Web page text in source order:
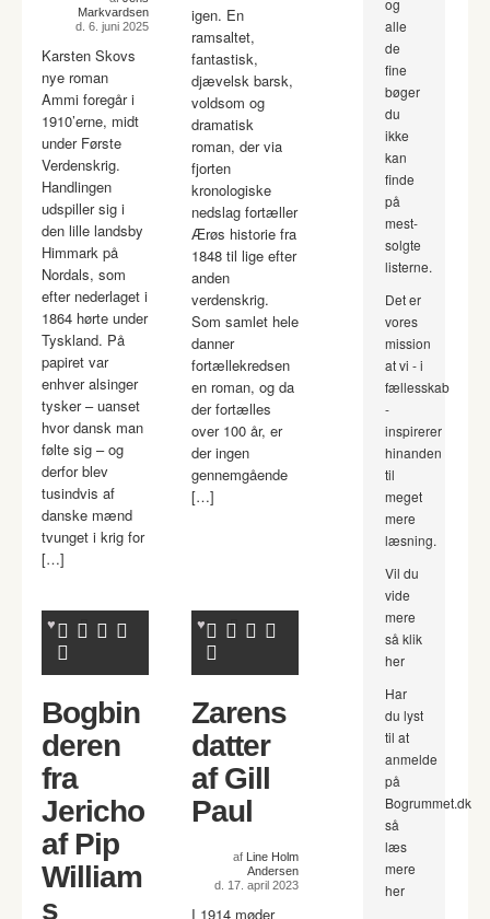
Markvardsen
d. 6. juni 2025
Karsten Skovs
nye roman
Ammi foregår i
1910’erne, midt
under Første
Verdenskrig.
Handlingen
udspiller sig i
den lille landsby
Himmark på
Nordals, som
efter nederlaget i
1864 hørte under
Tyskland. På
papiret var
enhver alsinger
tysker – uanset
hvor dansk man
følte sig – og
derfor blev
tusindvis af
danske mænd
tvunget i krig for
[…]
igen. En
ramsaltet,
fantastisk,
djævelsk barsk,
voldsom og
dramatisk
roman, der via
fjorten
kronologiske
nedslag fortæller
Ærøs historie fra
1848 til lige efter
anden
verdenskrig.
Som samlet hele
danner
fortællekredsen
en roman, og da
der fortælles
over 100 år, er
der ingen
gennemgående
[…]
Bogbin
deren
fra
Jericho
af Pip
William
s
Zarens
datter
af Gill
Paul
af Line Holm
Andersen
d. 17. april 2023
I 1914 møder
alle
de
fine
bøger
du
ikke
kan
finde
på
mest-
solgte
listerne.
Det er
vores
mission
at vi - i
fællesskab
-
inspirerer
hinanden
til
meget
mere
læsning.
Vil du
vide
mere
så klik
her
Har
du lyst
til at
anmelde
på
Bogrummet.dk
så
læs
mere
her